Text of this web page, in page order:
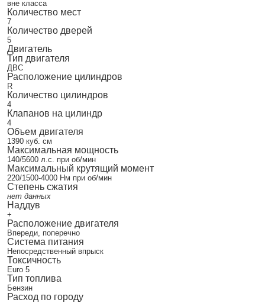
вне класса
Количество мест
7
Количество дверей
5
Двигатель
Тип двигателя
ДВС
Расположение цилиндров
R
Количество цилиндров
4
Клапанов на цилиндр
4
Объем двигателя
1390 куб. см
Максимальная мощность
140/5600 л.с. при об/мин
Максимальный крутящий момент
220/1500-4000 Нм при об/мин
Степень сжатия
нет данных
Наддув
+
Расположение двигателя
Впереди, поперечно
Система питания
Непосредственный впрыск
Токсичность
Euro 5
Тип топлива
Бензин
Расход по городу